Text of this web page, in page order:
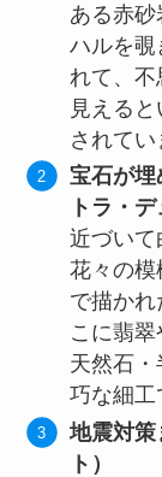
ある赤
ハルを覗
れて、不
見える
されてい
宝石が埋
トラ・デ
近づいて
花々の模
で描か
こに翡
天然石
巧な細工
地震対策
ト）